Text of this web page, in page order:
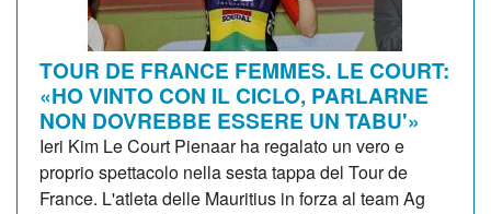
TOUR DE FRANCE FEMMES. LE COURT:
«HO VINTO CON IL CICLO, PARLARNE
NON DOVREBBE ESSERE UN TABU'»
Ieri Kim Le Court Pienaar ha regalato un vero e
proprio spettacolo nella sesta tappa del Tour de
France. L'atleta delle Mauritius in forza al team Ag